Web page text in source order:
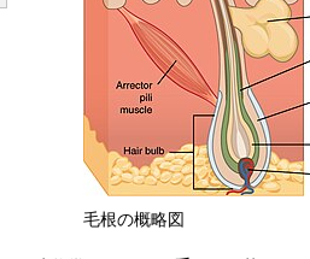
毛根の概略図